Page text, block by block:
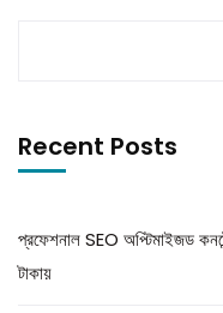
Recent Posts
প্রফেশনাল SEO অপ্টিমাইজড
টাকায়